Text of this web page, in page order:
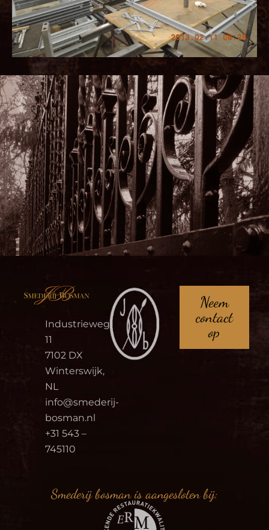
Industrieweg
11
7102 DX
Winterswijk,
NL
info@smederij-
bosman.nl
+31 543 –
745110
Neem
contact
op
Smederij bosman is aangesloten bij: